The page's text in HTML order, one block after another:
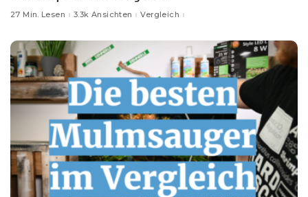
27 Min. Lesen 3.3k Ansichten Vergleich